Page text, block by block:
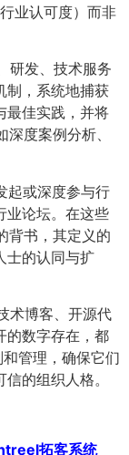
业认可度）而非
研发、技术服务
制，系统地捕获
最佳实践，并将
度案例分析、
起或深度参与行
业论坛。在这些
背书，其定义的
士的认同与扩
术博客、开源代
的数字存在，都
管理，确保它们
的组织人格。
拓客系统